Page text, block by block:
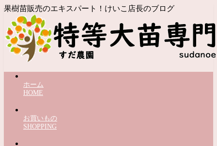
果樹苗販売のエキスパート！けいこ店長のブログ
ホーム
HOME
お買いもの
SHOPPING